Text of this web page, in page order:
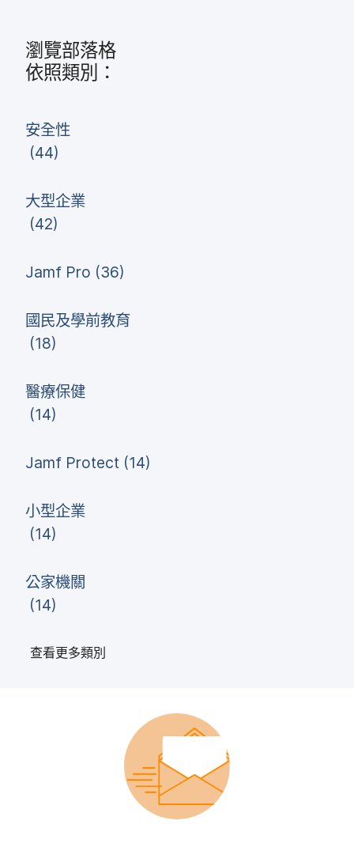
瀏覽部​落格
依​照​類別：
安全性
(44)
大型​企業
(42)
Jamf Pro (36)
國民​及​學前​教育
(18)
醫療​保健
(14)
Jamf Protect (14)
小型​企業
(14)
公家​機關
(14)
查​看​更多​類別